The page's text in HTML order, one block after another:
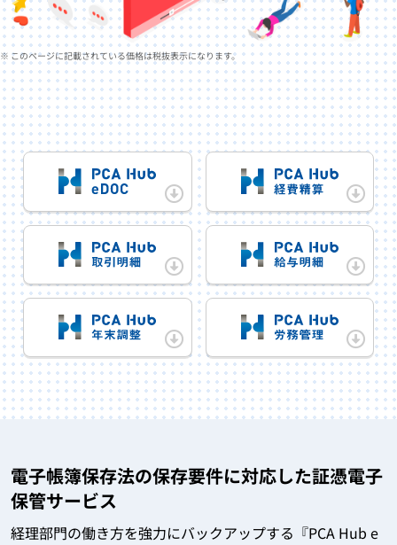
※ このページに記載されている価格は税抜表示になります。
電子帳簿保存法の保存要件に対応した証憑電子
保管サービス
経理部門の働き方を強力にバックアップする『PCA Hub e